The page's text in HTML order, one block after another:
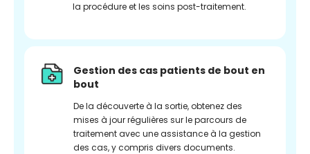
la procédure et les soins post-traitement.
Gestion des cas patients de bout en
bout
De la découverte à la sortie, obtenez des
mises à jour régulières sur le parcours de
traitement avec une assistance à la gestion
des cas, y compris divers documents.